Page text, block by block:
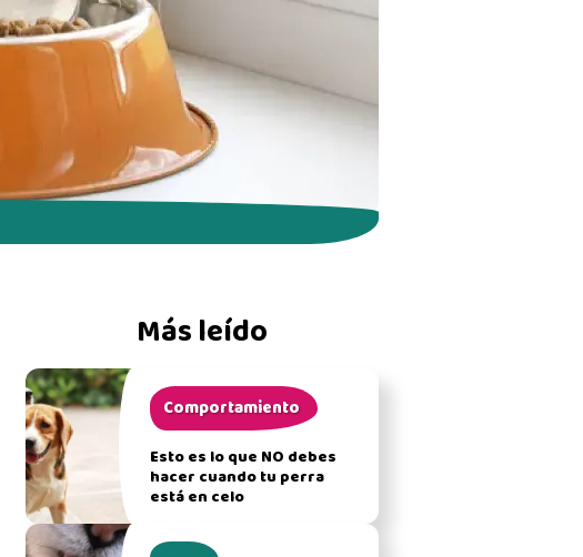
Más leído
Comportamiento
Esto es lo que NO debes
hacer cuando tu perra
está en celo